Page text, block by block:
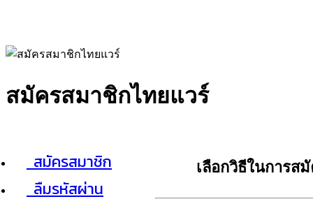
สมัครสมาชิกไทยแวร์
สมัครสมาชิก
ลืมรหัสผ่าน
เลือกวิธีในการส